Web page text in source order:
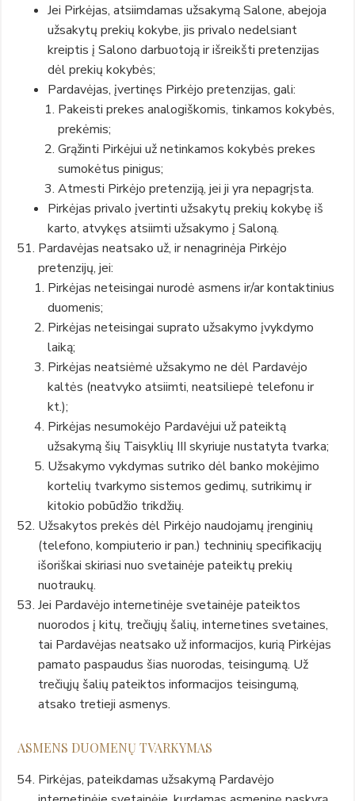
Jei Pirkėjas, atsiimdamas užsakymą Salone, abejoja
užsakytų prekių kokybe, jis privalo nedelsiant
kreiptis į Salono darbuotoją ir išreikšti pretenzijas
dėl prekių kokybės;
Pardavėjas, įvertinęs Pirkėjo pretenzijas, gali:
Pakeisti prekes analogiškomis, tinkamos kokybės,
prekėmis;
Grąžinti Pirkėjui už netinkamos kokybės prekes
sumokėtus pinigus;
Atmesti Pirkėjo pretenziją, jei ji yra nepagrįsta.
Pirkėjas privalo įvertinti užsakytų prekių kokybę iš
karto, atvykęs atsiimti užsakymo į Saloną.
Pardavėjas neatsako už, ir nenagrinėja Pirkėjo
pretenzijų, jei:
Pirkėjas neteisingai nurodė asmens ir/ar kontaktinius
duomenis;
Pirkėjas neteisingai suprato užsakymo įvykdymo
laiką;
Pirkėjas neatsiėmė užsakymo ne dėl Pardavėjo
kaltės (neatvyko atsiimti, neatsiliepė telefonu ir
kt.);
Pirkėjas nesumokėjo Pardavėjui už pateiktą
užsakymą šių Taisyklių III skyriuje nustatyta tvarka;
Užsakymo vykdymas sutriko dėl banko mokėjimo
kortelių tvarkymo sistemos gedimų, sutrikimų ir
kitokio pobūdžio trikdžių.
Užsakytos prekės dėl Pirkėjo naudojamų įrenginių
(telefono, kompiuterio ir pan.) techninių specifikacijų
išoriškai skiriasi nuo svetainėje pateiktų prekių
nuotraukų.
Jei Pardavėjo internetinėje svetainėje pateiktos
nuorodos į kitų, trečiųjų šalių, internetines svetaines,
tai Pardavėjas neatsako už informacijos, kurią Pirkėjas
pamato paspaudus šias nuorodas, teisingumą. Už
trečiųjų šalių pateiktos informacijos teisingumą,
atsako tretieji asmenys.
ASMENS DUOMENŲ TVARKYMAS
Pirkėjas, pateikdamas užsakymą Pardavėjo